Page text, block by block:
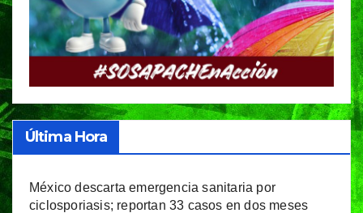
Última Hora
México descarta emergencia sanitaria por
ciclosporiasis; reportan 33 casos en dos meses